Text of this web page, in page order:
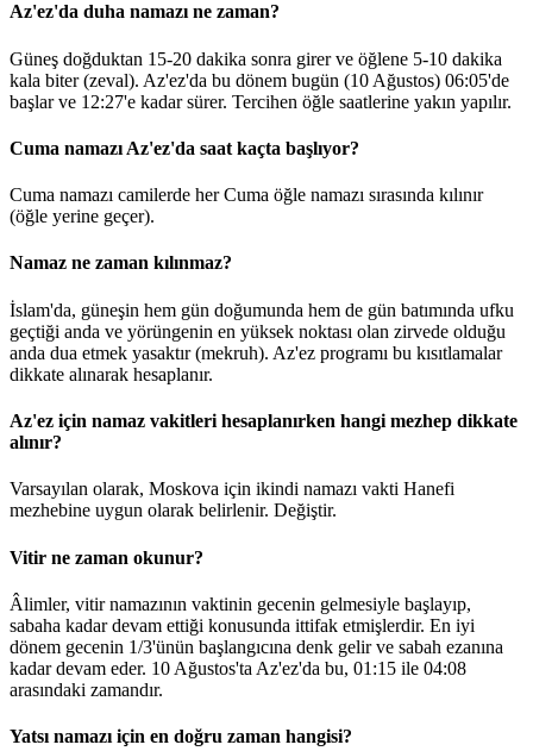
Az'ez'da duha namazı ne zaman?
Güneş doğduktan 15-20 dakika sonra girer ve öğlene 5-10 dakika
kala biter (zeval). Az'ez'da bu dönem bugün (10 Ağustos) 06:05'de
başlar ve 12:27'e kadar sürer. Tercihen öğle saatlerine yakın yapılır.
Cuma namazı Az'ez'da saat kaçta başlıyor?
Cuma namazı camilerde her Cuma öğle namazı sırasında kılınır
(öğle yerine geçer).
Namaz ne zaman kılınmaz?
İslam'da, güneşin hem gün doğumunda hem de gün batımında ufku
geçtiği anda ve yörüngenin en yüksek noktası olan zirvede olduğu
anda dua etmek yasaktır (mekruh). Az'ez programı bu kısıtlamalar
dikkate alınarak hesaplanır.
Az'ez için namaz vakitleri hesaplanırken hangi mezhep dikkate
alınır?
Varsayılan olarak, Moskova için ikindi namazı vakti Hanefi
mezhebine uygun olarak belirlenir. Değiştir.
Vitir ne zaman okunur?
Âlimler, vitir namazının vaktinin gecenin gelmesiyle başlayıp,
sabaha kadar devam ettiği konusunda ittifak etmişlerdir. En iyi
dönem gecenin 1/3'ünün başlangıcına denk gelir ve sabah ezanına
kadar devam eder. 10 Ağustos'ta Az'ez'da bu, 01:15 ile 04:08
arasındaki zamandır.
Yatsı namazı için en doğru zaman hangisi?